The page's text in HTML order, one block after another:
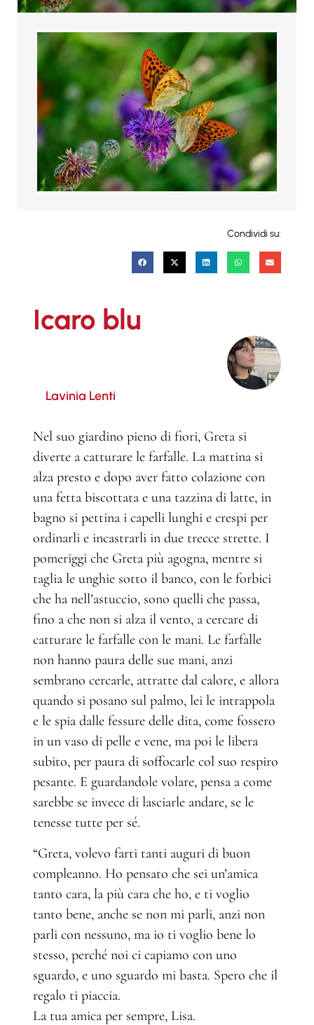
Condividi su:
Icaro blu
Lavinia Lenti
Nel suo giardino pieno di fiori, Greta si
diverte a catturare le farfalle. La mattina si
alza presto e dopo aver fatto colazione con
una fetta biscottata e una tazzina di latte, in
bagno si pettina i capelli lunghi e crespi per
ordinarli e incastrarli in due trecce strette. I
pomeriggi che Greta più agogna, mentre si
taglia le unghie sotto il banco, con le forbici
che ha nell’astuccio, sono quelli che passa,
fino a che non si alza il vento, a cercare di
catturare le farfalle con le mani. Le farfalle
non hanno paura delle sue mani, anzi
sembrano cercarle, attratte dal calore, e allora
quando si posano sul palmo, lei le intrappola
e le spia dalle fessure delle dita, come fossero
in un vaso di pelle e vene, ma poi le libera
subito, per paura di soffocarle col suo respiro
pesante. E guardandole volare, pensa a come
sarebbe se invece di lasciarle andare, se le
tenesse tutte per sé.
“Greta, volevo farti tanti auguri di buon
compleanno. Ho pensato che sei un’amica
tanto cara, la più cara che ho, e ti voglio
tanto bene, anche se non mi parli, anzi non
parli con nessuno, ma io ti voglio bene lo
stesso, perché noi ci capiamo con uno
sguardo, e uno sguardo mi basta. Spero che il
regalo ti piaccia.
La tua amica per sempre, Lisa.